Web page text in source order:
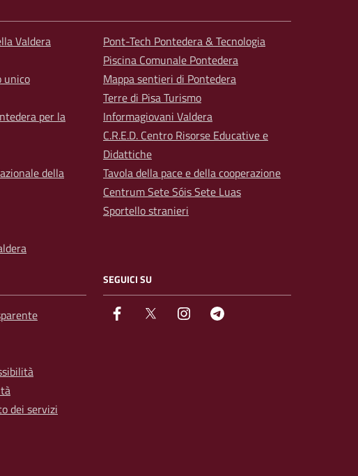
Valdera
unico
per la
della
Pont-Tech Pontedera & Tecnologia
Piscina Comunale Pontedera
Mappa sentieri di Pontedera
Terre di Pisa Turismo
Informagiovani Valdera
C.R.E.D. Centro Risorse Educative e
Didattiche
Tavola della pace e della cooperazione
Centrum Sete Sóis Sete Luas
Sportello stranieri
dei servizi
SEGUICI SU
facebook Twitter instagram